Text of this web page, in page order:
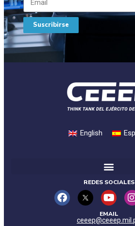
Suscribirse
English
REDES SOCIALES
EMAIL